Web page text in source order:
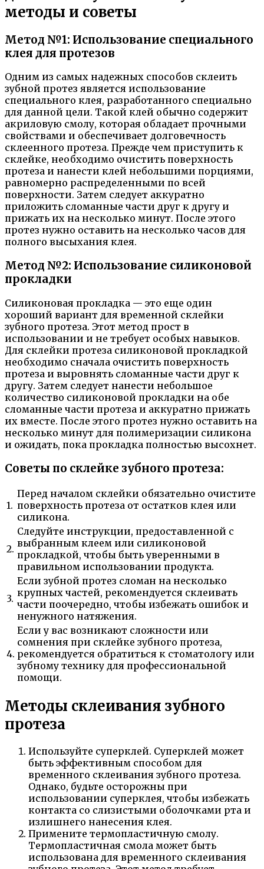
методы и советы
Метод №1: Использование специального
клея для протезов
Одним из самых надежных способов склеить
зубной протез является использование
специального клея, разработанного специально
для данной цели. Такой клей обычно содержит
акриловую смолу, которая обладает прочными
свойствами и обеспечивает долговечность
склеенного протеза. Прежде чем приступить к
склейке, необходимо очистить поверхность
протеза и нанести клей небольшими порциями,
равномерно распределенными по всей
поверхности. Затем следует аккуратно
приложить сломанные части друг к другу и
прижать их на несколько минут. После этого
протез нужно оставить на несколько часов для
полного высыхания клея.
Метод №2: Использование силиконовой
прокладки
Силиконовая прокладка — это еще один
хороший вариант для временной склейки
зубного протеза. Этот метод прост в
использовании и не требует особых навыков.
Для склейки протеза силиконовой прокладкой
необходимо сначала очистить поверхность
протеза и выровнять сломанные части друг к
другу. Затем следует нанести небольшое
количество силиконовой прокладки на обе
сломанные части протеза и аккуратно прижать
их вместе. После этого протез нужно оставить на
несколько минут для полимеризации силикона
и ожидать, пока прокладка полностью высохнет.
Советы по склейке зубного протеза:
1.
Перед началом склейки обязательно очистите
поверхность протеза от остатков клея или
силикона.
2.
Следуйте инструкции, предоставленной с
выбранным клеем или силиконовой
прокладкой, чтобы быть уверенными в
правильном использовании продукта.
3.
Если зубной протез сломан на несколько
крупных частей, рекомендуется склеивать
части поочередно, чтобы избежать ошибок и
ненужного натяжения.
4.
Если у вас возникают сложности или
сомнения при склейке зубного протеза,
рекомендуется обратиться к стоматологу или
зубному технику для профессиональной
помощи.
Методы склеивания зубного
протеза
Используйте суперклей. Суперклей может
быть эффективным способом для
временного склеивания зубного протеза.
Однако, будьте осторожны при
использовании суперклея, чтобы избежать
контакта со слизистыми оболочками рта и
излишнего нанесения клея.
Примените термопластичную смолу.
Термопластичная смола может быть
использована для временного склеивания